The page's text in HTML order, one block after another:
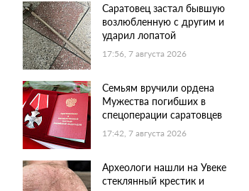
Саратовец застал бывшую
возлюбленную с другим и
ударил лопатой
17:56, 7 августа 2026
Семьям вручили ордена
Мужества погибших в
спецоперации саратовцев
17:42, 7 августа 2026
Археологи нашли на Увеке
стеклянный крестик и